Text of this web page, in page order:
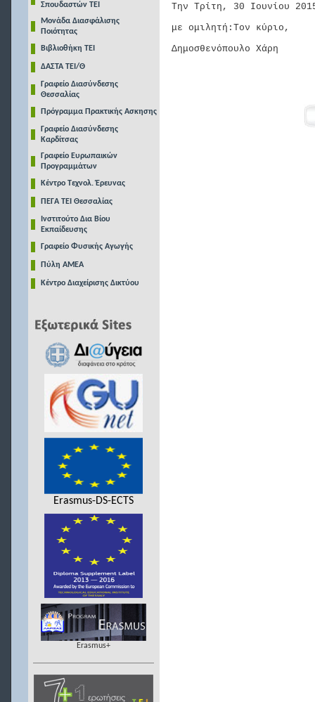
Σπουδαστών ΤΕΙ
Μονάδα Διασφάλισης
Ποιότητας
Βιβλιοθήκη ΤΕΙ
ΔΑΣΤΑ ΤΕΙ/Θ
Γραφείο Διασύνδεσης
Θεσσαλίας
Πρόγραμμα Πρακτικής Ασκησης
Γραφείο Διασύνδεσης
Καρδίτσας
Γραφείο Ευρωπαικών
Προγραμμάτων
Κέντρο Τεχνολ. Έρευνας
ΠΕΓΑ ΤΕΙ Θεσσαλίας
Ινστιτούτο Δια Βίου
Εκπαίδευσης
Γραφείο Φυσικής Αγωγής
Πύλη ΑΜΕΑ
Κέντρο Διαχείρισης Δικτύου
Erasmus-DS-ECTS
Erasmus+
Την Τρίτη, 30 Ιουνίου
με ομιλητή:Τον κύριο,
Δημοσθενόπουλο Χάρη